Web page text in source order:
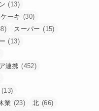
(13)
ケーキ (30)
スーパー (15)
(13)
連携 (452)
(13)
業 (23) 北 (66)